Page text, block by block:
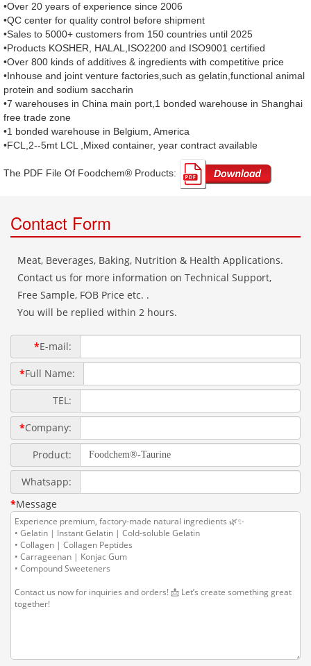
•Over 20 years of experience since 2006
•QC center for quality control before shipment
•Sales to 5000+ customers from 150 countries until 2025
•Products KOSHER, HALAL,ISO2200 and ISO9001 certified
•Over 800 kinds of additives & ingredients with competitive price
•Inhouse and joint venture factories,such as gelatin,functional animal
protein and sodium saccharin
•7 warehouses in China main port,1 bonded warehouse in Shanghai
free trade zone
•1 bonded warehouse in Belgium, America
•FCL,2--5mt LCL ,Mixed container, year contract available
The PDF File Of Foodchem® Products: